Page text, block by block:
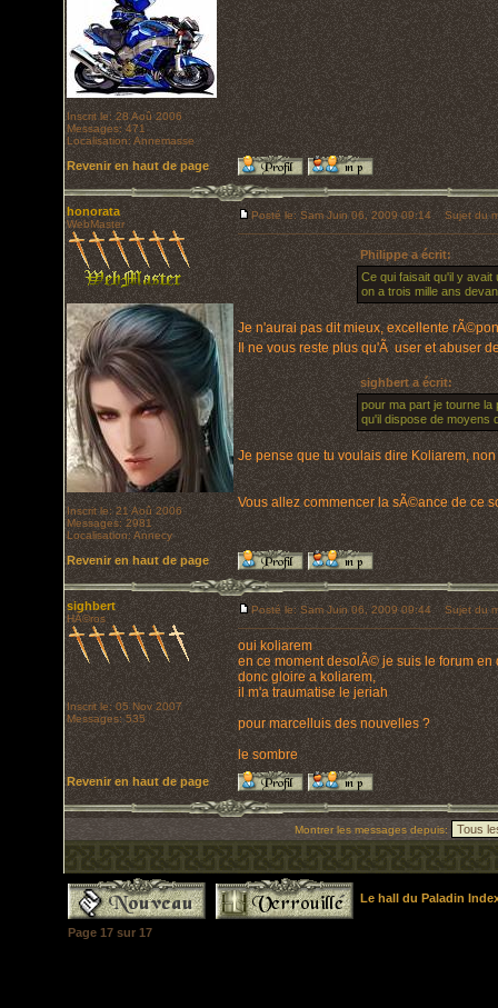
Inscrit le: 28 Aoû 2006
Messages: 471
Localisation: Annemasse
Revenir en haut de page
honorata
WebMaster
Inscrit le: 21 Aoû 2006
Messages: 2981
Localisation: Annecy
Posté le: Sam Juin 06, 2009 09:14 Sujet du
Philippe a écrit:
Ce qui faisait qu'il y
on a trois mille ans
Je n'aurai pas dit mieux, excellente
Il ne vous reste plus qu'Ã user et abuser
sighbert a écrit:
pour ma part je tourne
qu'il dispose de moyens
Je pense que tu voulais dire Koliarem, non
Vous allez commencer la sÃ©ance de ce
Revenir en haut de page
sighbert
HÃ©ros
Inscrit le: 05 Nov 2007
Messages: 535
Posté le: Sam Juin 06, 2009 09:44 Sujet du
oui koliarem
en ce moment desolÃ© je suis le forum en
donc gloire a koliarem,
il m'a traumatise le jeriah
pour marcelluis des nouvelles ?
le sombre
Revenir en haut de page
Montrer les messages depuis:
Le hall du Paladin
Page 17sur 17